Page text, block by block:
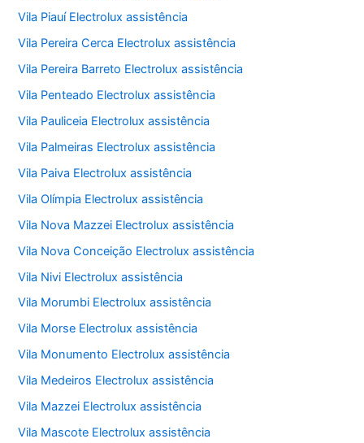
Vila Piauí Electrolux assistência
Vila Pereira Cerca Electrolux assistência
Vila Pereira Barreto Electrolux assistência
Vila Penteado Electrolux assistência
Vila Pauliceia Electrolux assistência
Vila Palmeiras Electrolux assistência
Vila Paiva Electrolux assistência
Vila Olímpia Electrolux assistência
Vila Nova Mazzei Electrolux assistência
Vila Nova Conceição Electrolux assistência
Vila Nivi Electrolux assistência
Vila Morumbi Electrolux assistência
Vila Morse Electrolux assistência
Vila Monumento Electrolux assistência
Vila Medeiros Electrolux assistência
Vila Mazzei Electrolux assistência
Vila Mascote Electrolux assistência